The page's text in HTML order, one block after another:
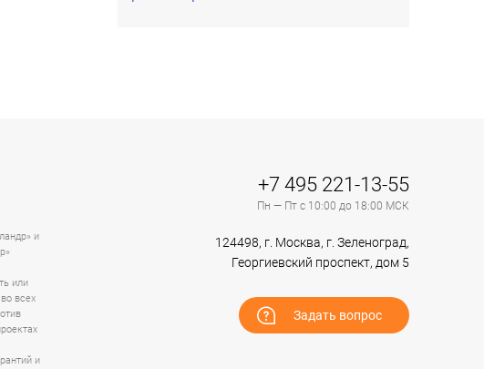
и
или
всех
и
+7 495 221-13-55
Пн — Пт с 10:00 до 18:00 МСК
124498, г. Москва, г. Зеленоград,
Георгиевский проспект, дом 5
Задать вопрос